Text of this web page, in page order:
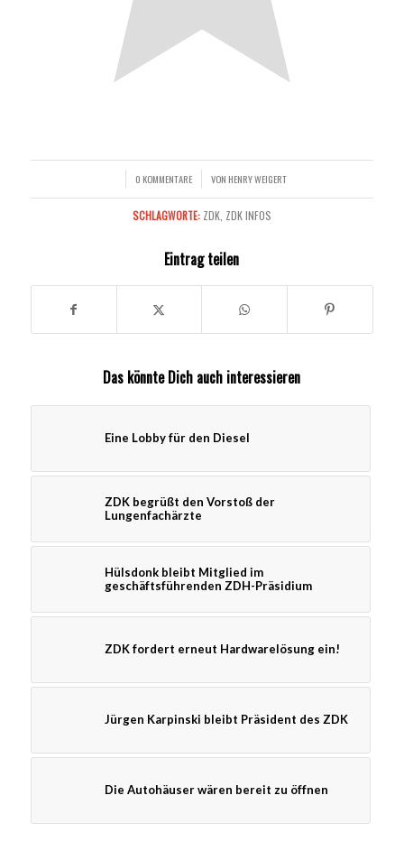
0 KOMMENTARE
/ VON HENRY WEIGERT
SCHLAGWORTE: ZDK, ZDK INFOS
Eintrag teilen
Das könnte Dich auch interessieren
Eine Lobby für den Diesel
ZDK begrüßt den Vorstoß der
Lungenfachärzte
Hülsdonk bleibt Mitglied im
geschäftsführenden ZDH-Präsidium
ZDK fordert erneut Hardwarelösung ein!
Jürgen Karpinski bleibt Präsident des ZDK
Die Autohäuser wären bereit zu öffnen